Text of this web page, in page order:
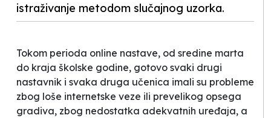
istraživanje metodom slučajnog uzorka.
Tokom perioda online nastave, od sredine marta
do kraja školske godine, gotovo svaki drugi
nastavnik i svaka druga učenica imali su probleme
zbog loše internetske veze ili prevelikog opsega
gradiva, zbog nedostatka adekvatnih uređaja, a